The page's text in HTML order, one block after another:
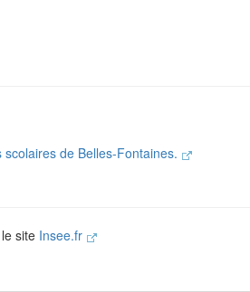
de Belles-Fontaines.
site Insee.fr